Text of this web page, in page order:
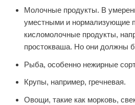
Молочные продукты. В
уместными и нормализующие
кисломолочные продукты,
простокваша. Но они должны
Рыба, особенно нежирные
Крупы, например, гречневая.
Овощи, такие как морковь,